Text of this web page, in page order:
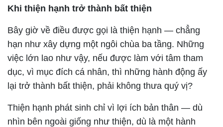
Khi thiện hạnh trở thành bất thiện
Bây giờ về điều được gọi là thiện hạnh — chẳng
hạn như xây dựng một ngôi chùa ba tầng. Những
việc lớn lao như vậy, nếu được làm với tâm tham
dục, vì mục đích cá nhân, thì những hành động ấy
lại trở thành bất thiện, phải không thưa quý vị?
Thiện hạnh phát sinh chỉ vì lợi ích bản thân — dù
nhìn bên ngoài giống như thiện, dù là một hành